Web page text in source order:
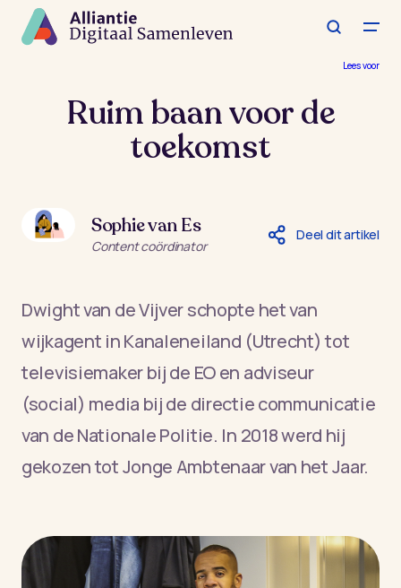
hoofdinhoud
Lees voor
Ruim baan voor de
toekomst
Sophie van Es
Content coördinator
Deel dit artikel
Dwight van de Vijver schopte het van
wijkagent in Kanaleneiland (Utrecht) tot
televisiemaker bij de EO en adviseur
(social) media bij de directie communicatie
van de Nationale Politie. In 2018 werd hij
gekozen tot Jonge Ambtenaar van het Jaar.